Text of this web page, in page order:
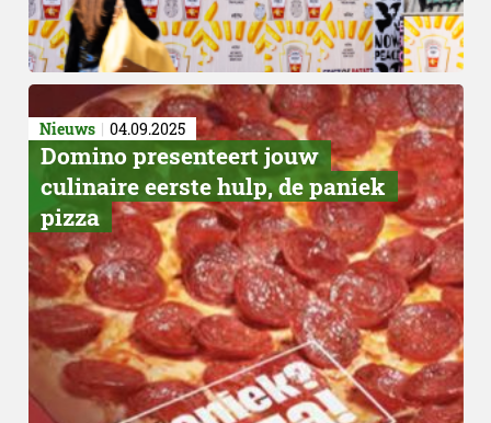
Roosendaal
Nieuws 04.09.2025
Domino presenteert jouw
culinaire eerste hulp, de paniek
pizza